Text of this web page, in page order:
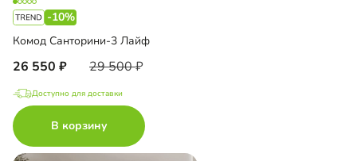
-10%
Комод Санторини-3 Лайф
26 550 29 500
Доступно для доставки
В корзину